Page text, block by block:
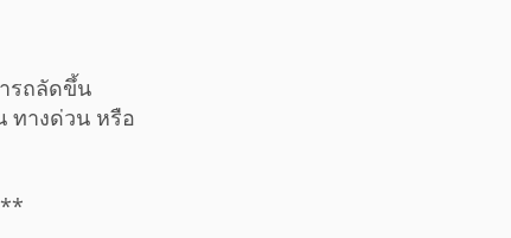
รถลัดขึ้น
ทางด่วน หรือ